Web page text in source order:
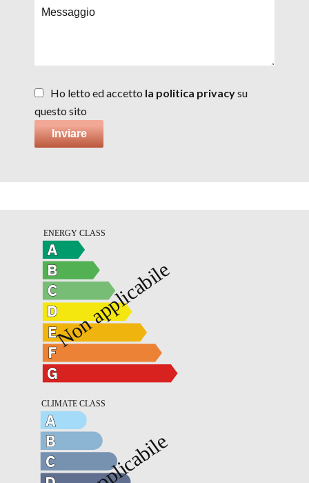
Ho letto ed accetto la politica privacysu
questo sito
Inviare